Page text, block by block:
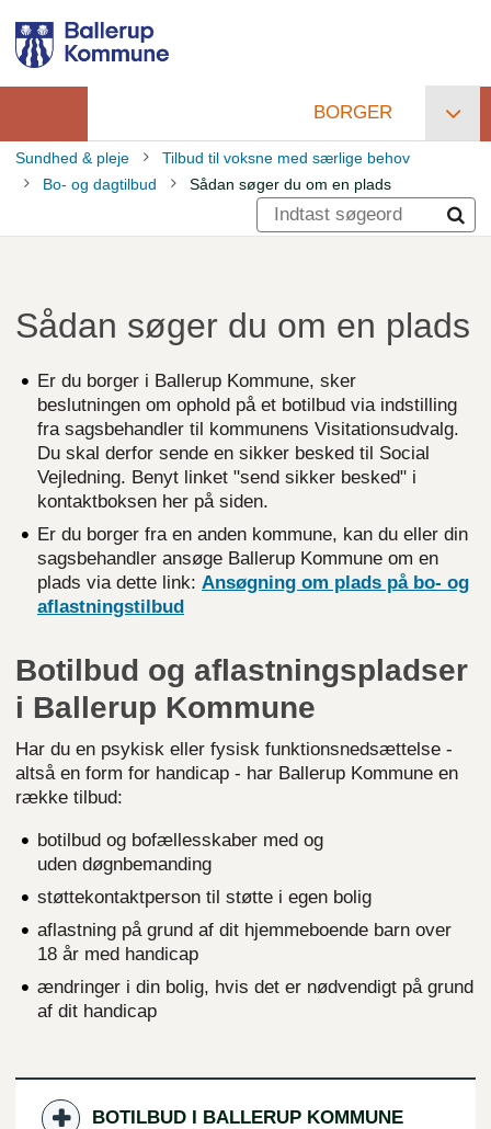
hovedindhold
Primær
navigation
BORGER
Brødkrumme
Sundhed & pleje
Tilbud til voksne med særlige behov
Bo- og dagtilbud
Sådan søger du om en plads
Sådan søger du om en plads
Er du borger i Ballerup Kommune, sker
beslutningen om ophold på et botilbud via indstilling
fra sagsbehandler til kommunens Visitationsudvalg.
Du skal derfor sende en sikker besked til Social
Vejledning. Benyt linket "send sikker besked" i
kontaktboksen her på siden.
Er du borger fra en anden kommune, kan du eller din
sagsbehandler ansøge Ballerup Kommune om en
plads via dette link: Ansøgning om plads på bo- og
aflastningstilbud
Botilbud og aflastningspladser
i Ballerup Kommune
Har du en psykisk eller fysisk funktionsnedsættelse -
altså en form for handicap - har Ballerup Kommune en
række tilbud:
botilbud og bofællesskaber med og
uden døgnbemanding
støttekontaktperson til støtte i egen bolig
aflastning på grund af dit hjemmeboende barn over
18 år med handicap
ændringer i din bolig, hvis det er nødvendigt på grund
af dit handicap
BOTILBUD I BALLERUP KOMMUNE